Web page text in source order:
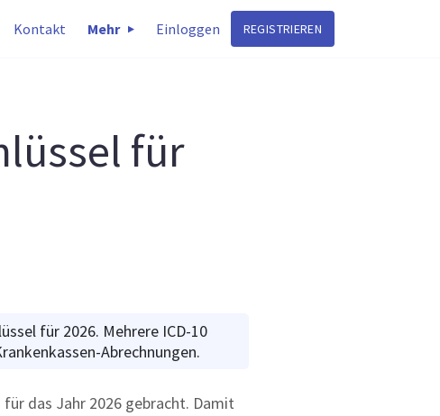
Kontakt Mehr Einloggen REGISTRIEREN
für
für 2026. Mehrere ICD-10
Abrechnungen.
das Jahr 2026 gebracht. Damit